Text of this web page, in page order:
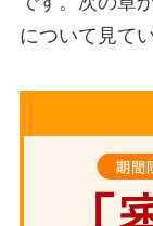
について見て